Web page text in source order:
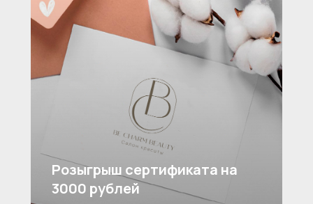
Розыгрыш сертификата на
3000 рублей